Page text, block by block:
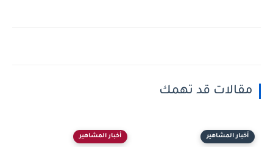
مقالات قد تهمك
أخبار المشاهير أخبار المشاهير